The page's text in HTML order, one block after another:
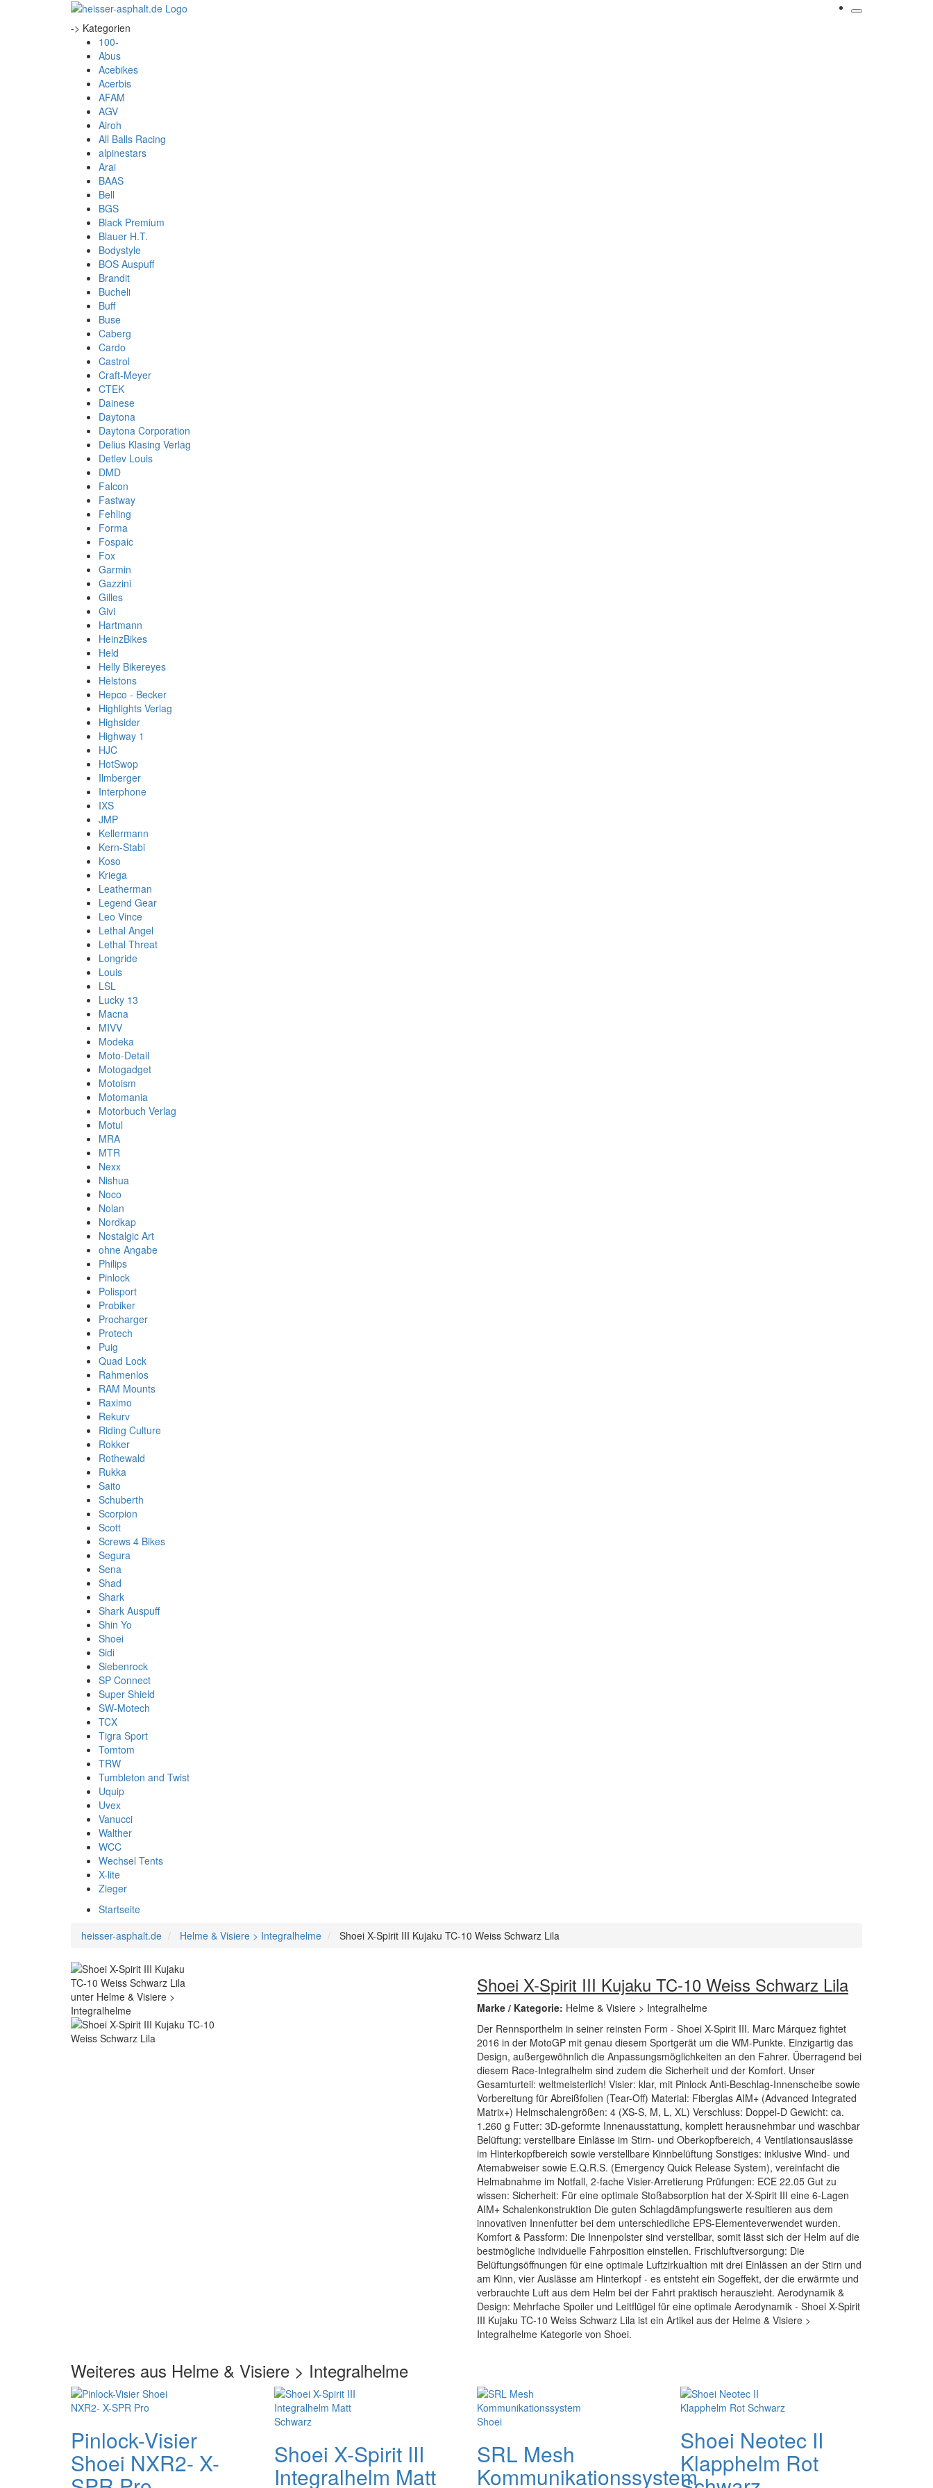
-> Kategorien
100-
Abus
Acebikes
Acerbis
AFAM
AGV
Airoh
All Balls Racing
alpinestars
Arai
BAAS
Bell
BGS
Black Premium
Blauer H.T.
Bodystyle
BOS Auspuff
Brandit
Bucheli
Buff
Buse
Caberg
Cardo
Castrol
Craft-Meyer
CTEK
Dainese
Daytona
Daytona Corporation
Delius Klasing Verlag
Detlev Louis
DMD
Falcon
Fastway
Fehling
Forma
Fospaic
Fox
Garmin
Gazzini
Gilles
Givi
Hartmann
HeinzBikes
Held
Helly Bikereyes
Helstons
Hepco - Becker
Highlights Verlag
Highsider
Highway 1
HJC
HotSwop
Ilmberger
Interphone
IXS
JMP
Kellermann
Kern-Stabi
Koso
Kriega
Leatherman
Legend Gear
Leo Vince
Lethal Angel
Lethal Threat
Longride
Louis
LSL
Lucky 13
Macna
MIVV
Modeka
Moto-Detail
Motogadget
Motoism
Motomania
Motorbuch Verlag
Motul
MRA
MTR
Nexx
Nishua
Noco
Nolan
Nordkap
Nostalgic Art
ohne Angabe
Philips
Pinlock
Polisport
Probiker
Procharger
Protech
Puig
Quad Lock
Rahmenlos
RAM Mounts
Raximo
Rekurv
Riding Culture
Rokker
Rothewald
Rukka
Saito
Schuberth
Scorpion
Scott
Screws 4 Bikes
Segura
Sena
Shad
Shark
Shark Auspuff
Shin Yo
Shoei
Sidi
Siebenrock
SP Connect
Super Shield
SW-Motech
TCX
Tigra Sport
Tomtom
TRW
Tumbleton and Twist
Uquip
Uvex
Vanucci
Walther
WCC
Wechsel Tents
X-lite
Zieger
Startseite
heisser-asphalt.de
Helme & Visiere > Integralhelme Shoei X-Spirit III Kujaku TC-10 Weiss Schwarz Lila
Shoei X-Spirit III Kujaku TC-10 Weiss Schwarz Lila
Marke / Kategorie: Helme & Visiere > Integralhelme
Der Rennsporthelm in seiner reinsten Form - Shoei X-Spirit III. Marc Márquez fightet
2016 in der MotoGP mit genau diesem Sportgerät um die WM-Punkte. Einzigartig das
Design, außergewöhnlich die Anpassungsmöglichkeiten an den Fahrer. Überragend bei
diesem Race-Integralhelm sind zudem die Sicherheit und der Komfort. Unser
Gesamturteil: weltmeisterlich! Visier: klar, mit Pinlock Anti-Beschlag-Innenscheibe sowie
Vorbereitung für Abreißfolien (Tear-Off) Material: Fiberglas AIM+ (Advanced Integrated
Matrix+) Helmschalengrößen: 4 (XS-S, M, L, XL) Verschluss: Doppel-D Gewicht: ca.
1.260 g Futter: 3D-geformte Innenausstattung, komplett herausnehmbar und waschbar
Belüftung: verstellbare Einlässe im Stirn- und Oberkopfbereich, 4 Ventilationsauslässe
im Hinterkopfbereich sowie verstellbare Kinnbelüftung Sonstiges: inklusive Wind- und
Atemabweiser sowie E.Q.R.S. (Emergency Quick Release System), vereinfacht die
Helmabnahme im Notfall, 2-fache Visier-Arretierung Prüfungen: ECE 22.05 Gut zu
wissen: Sicherheit: Für eine optimale Stoßabsorption hat der X-Spirit III eine 6-Lagen
AIM+ Schalenkonstruktion Die guten Schlagdämpfungswerte resultieren aus dem
innovativen Innenfutter bei dem unterschiedliche EPS-Elementeverwendet wurden.
Komfort & Passform: Die Innenpolster sind verstellbar, somit lässt sich der Helm auf die
bestmögliche individuelle Fahrposition einstellen. Frischluftversorgung: Die
Belüftungsöffnungen für eine optimale Luftzirkualtion mit drei Einlässen an der Stirn und
am Kinn, vier Auslässe am Hinterkopf - es entsteht ein Sogeffekt, der die erwärmte und
verbrauchte Luft aus dem Helm bei der Fahrt praktisch herauszieht. Aerodynamik &
Design: Mehrfache Spoiler und Leitflügel für eine optimale Aerodynamik - Shoei X-Spirit
III Kujaku TC-10 Weiss Schwarz Lila ist ein Artikel aus der Helme & Visiere >
Integralhelme Kategorie von Shoei.
Weiteres aus Helme & Visiere > Integralhelme
Pinlock-Visier
Shoei NXR2- X- Shoei X-Spirit III
Integralhelm Matt
SRL Mesh
Kommunikationssystem
Shoei Neotec II
Klapphelm Rot